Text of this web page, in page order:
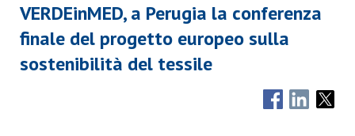
VERDEinMED, a Perugia la conferenza
finale del progetto europeo sulla
sostenibilità del tessile